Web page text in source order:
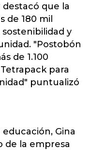
que la
de 180 mil
y
"Postobón
de 1.100
para
puntualizó
Gina
de la empresa